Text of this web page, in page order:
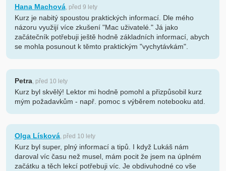
Hana Machová, před 9 lety
Kurz je nabitý spoustou praktických informací. Dle mého
názoru využijí více zkušení "Mac uživatelé." Já jako
začátečník potřebuji ještě hodně základních informací, abych
se mohla posunout k těmto praktickým "vychytávkám".
Petra, před 10 lety
Kurz byl skvělý! Lektor mi hodně pomohl a přizpůsobil kurz
mým požadavkům - např. pomoc s výběrem notebooku atd.
Olga Lísková, před 10 lety
Kurz byl super, plný informací a tipů. I když Lukáš nám
daroval víc času než musel, mám pocit že jsem na úplném
začátku a těch lekcí potřebuji víc. Je obdivuhodné co vše